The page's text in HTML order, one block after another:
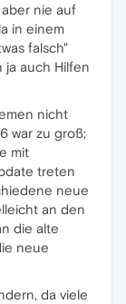
nie auf
in einem
falsch"
ja auch Hilfen
nicht
war zu groß;
mit
treten
neue
an den
die alte
neue
da viele